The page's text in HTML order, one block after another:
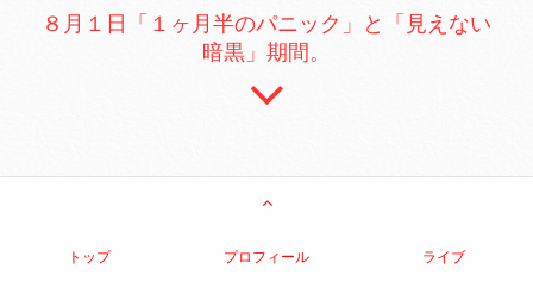
８月１日「１ヶ月半のパニック」と「見えない
暗黒」期間。
トップ プロフィール ライブ